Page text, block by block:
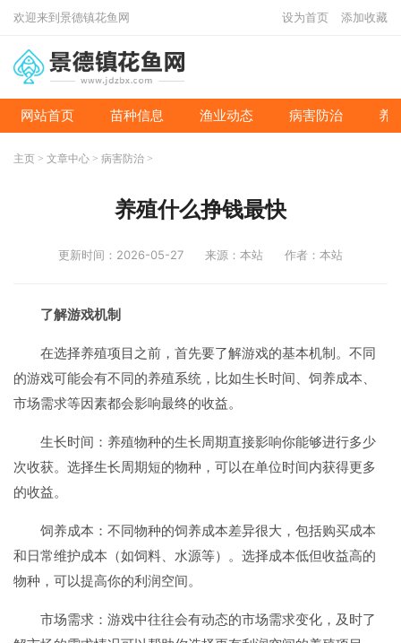
欢迎来到景德镇花鱼网 设为首页 添加收藏
网站首页 苗种信息 渔业动态 病害防治 养
主页 > 文章中心 > 病害防治 >
养殖什么挣钱最快
更新时间：2026-05-27 来源：本站 作者：本站
了解游戏机制
在选择养殖项目之前，首先要了解游戏的基本机制。不同
的游戏可能会有不同的养殖系统，比如生长时间、饲养成本、
市场需求等因素都会影响最终的收益。
生长时间：养殖物种的生长周期直接影响你能够进行多少
次收获。选择生长周期短的物种，可以在单位时间内获得更多
的收益。
饲养成本：不同物种的饲养成本差异很大，包括购买成本
和日常维护成本（如饲料、水源等）。选择成本低但收益高的
物种，可以提高你的利润空间。
市场需求：游戏中往往会有动态的市场需求变化，及时了